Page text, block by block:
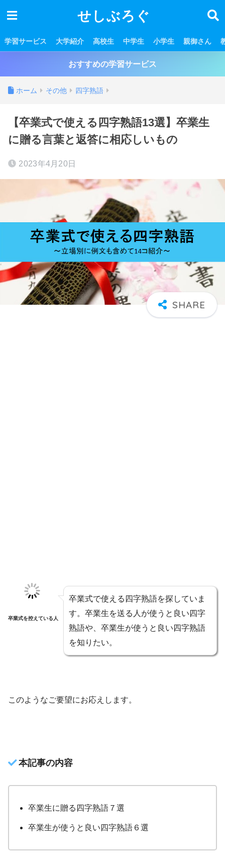
せしぶろぐ
学習サービス 大学紹介 高校生 中学生 小学生 親御さん
おすすめの学習サービス
ホーム その他 四字熟語
【卒業式で使える四字熟語13選】卒業生
に贈る言葉と返答に相応しいもの
2023年4月20日
卒業式を控えている人
卒業式で使える四字熟語を探していま
す。卒業生を送る人が使うと良い四字
熟語や、卒業生が使うと良い四字熟語
を知りたい。
このようなご要望にお応えします。
本記事の内容
卒業生に贈る四字熟語７選
卒業生が使うと良い四字熟語６選